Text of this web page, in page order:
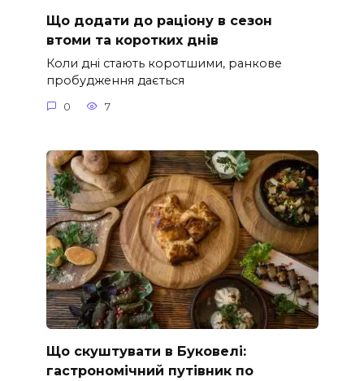
Що додати до раціону в сезон
втоми та коротких днів
Коли дні стають коротшими, ранкове
пробудження дається
0 7
Що скуштувати в Буковелі:
гастрономічний путівник по